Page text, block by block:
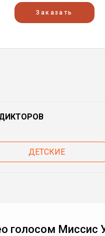
Заказать
ДЕТСКИЕ
голосом Миссис